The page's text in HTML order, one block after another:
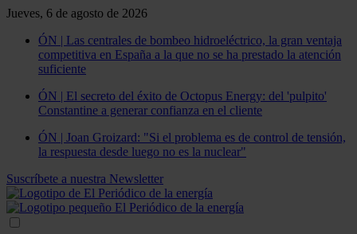
Jueves, 6 de agosto de 2026
ÓN | Las centrales de bombeo hidroeléctrico, la gran ventaja
competitiva en España a la que no se ha prestado la atención
suficiente
ÓN | El secreto del éxito de Octopus Energy: del 'pulpito'
Constantine a generar confianza en el cliente
ÓN | Joan Groizard: "Si el problema es de control de tensión,
la respuesta desde luego no es la nuclear"
Suscríbete a nuestra Newsletter